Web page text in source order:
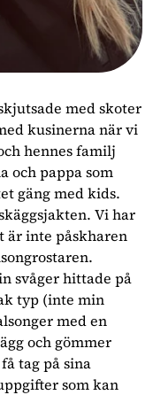
med skoter
kusinerna när vi
hennes familj
och pappa som
gäng med kids.
Vi har
är inte påskharen
svåger hittade på
typ (inte min
med en
och gömmer
tag på sina
som kan